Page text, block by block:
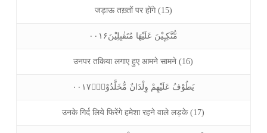
जड़ाऊ तख़्तों पर होंगे (15)
مُّتَّكِـِٕيْنَ عَلَيْهَا مُتَقٰبِلِيْنَ۰۰۱۶
उनपर तकिया लगाए हुए आमने सामने (16)
يَطُوْفُ عَلَيْهِمْ وِلْدَانٌ مُّخَلَّدُوْنَۙ۰۰۱۷
उनके गिर्द लिये फिरेंगे हमेशा रहने वाले लड़के (17)